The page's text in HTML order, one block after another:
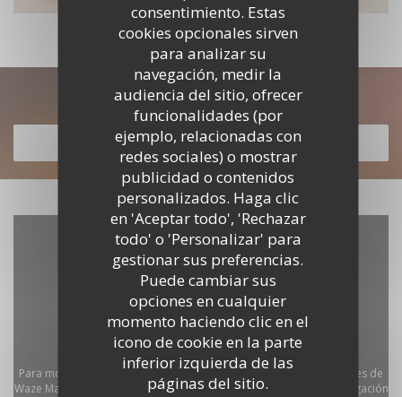
consentimiento. Estas
cookies opcionales sirven
para analizar su
navegación, medir la
audiencia del sitio, ofrecer
funcionalidades (por
ejemplo, relacionadas con
redes sociales) o mostrar
publicidad o contenidos
personalizados. Haga clic
en 'Aceptar todo', 'Rechazar
todo' o 'Personalizar' para
gestionar sus preferencias.
Puede cambiar sus
opciones en cualquier
momento haciendo clic en el
icono de cookie en la parte
inferior izquierda de las
páginas del sitio.
Descubrir nuestra carta
DESCUBRIR NUESTRA CARTA
Para mostrar el mapa interactivo de Waze, debe aceptar las cookies de
Waze Map (Google). Estas cookies pueden recopilar datos de navegación